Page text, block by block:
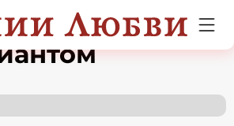
белого золота